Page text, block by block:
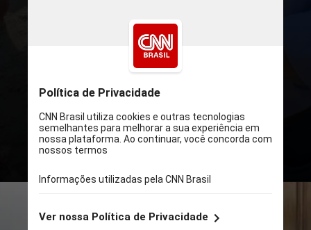
Ricardo Luis Reis Nunes
anos e é empresário